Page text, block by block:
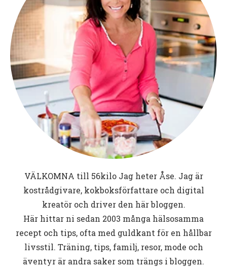
VÄLKOMNA till 56kiloJag heter Åse. Jag är
kostrådgivare, kokboksförfattare och digital
kreatör och driver den här bloggen.
Här hittar ni sedan 2003 många hälsosamma
recept och tips, ofta med guldkant för en hållbar
livsstil. Träning, tips, familj, resor, mode och
äventyr är andra saker som trängs i bloggen.